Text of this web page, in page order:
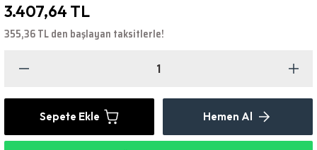
3.407,64 TL
355,36 TL den başlayan taksitlerle!
Sepete Ekle Hemen Al